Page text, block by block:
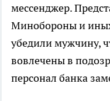
мессенджер.
Минобороны и
убедили мужчину,
вовлечены в
персонал банка